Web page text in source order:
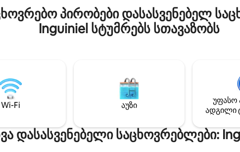
Ისიამოვნეთ სტუმრობით.
პირობები დასასვენებელ
Inguiniel სტუმრებს სთავაზობს
Wi-Fi აუზი
უფასო
ადგილი
დასასვენებელი საცხოვრებლები: